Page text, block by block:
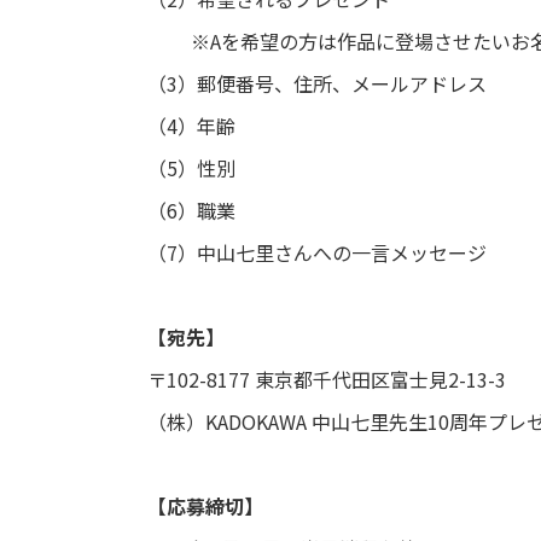
※Aを希望の方は作品に登場させたいお
（3）郵便番号、住所、メールアドレス
（4）年齢
（5）性別
（6）職業
（7）中山七里さんへの一言メッセージ
【宛先】
〒102-8177 東京都千代田区富士見2-13-3
（株）KADOKAWA 中山七里先生10周年プレ
【応募締切】